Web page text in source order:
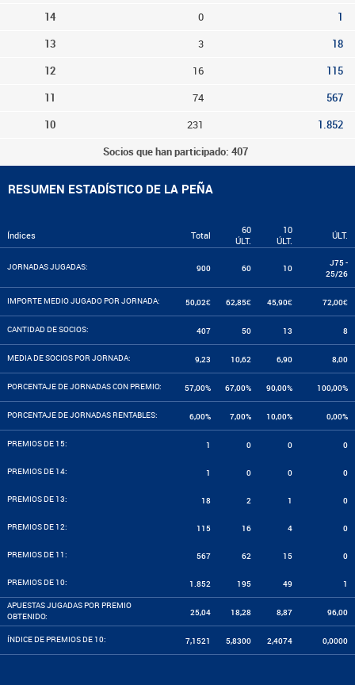
14 0 1
13 3 18
12 16 115
11 74 567
10 231 1.852
Socios que han participado: 407
RESUMEN ESTADÍSTICO DE LA PEÑA
Índices Total
60
ÚLT.
10
ÚLT.
ÚLT.
JORNADAS JUGADAS: 900 60 10
J75 -
25/26
IMPORTE MEDIO JUGADO POR JORNADA: 50,02€ 62,85€ 45,90€ 72,00€
CANTIDAD DE SOCIOS: 407 50 13 8
MEDIA DE SOCIOS POR JORNADA: 9,23 10,62 6,90 8,00
PORCENTAJE DE JORNADAS CON PREMIO: 57,00% 67,00% 90,00% 100,00%
PORCENTAJE DE JORNADAS RENTABLES: 6,00% 7,00% 10,00% 0,00%
PREMIOS DE 15: 1 0 0 0
PREMIOS DE 14: 1 0 0 0
PREMIOS DE 13: 18 2 1 0
PREMIOS DE 12: 115 16 4 0
PREMIOS DE 11: 567 62 15 0
PREMIOS DE 10: 1.852 195 49 1
APUESTAS JUGADAS POR PREMIO
OBTENIDO:
25,04 18,28 8,87 96,00
ÍNDICE DE PREMIOS DE 10: 7,1521 5,8300 2,4074 0,0000